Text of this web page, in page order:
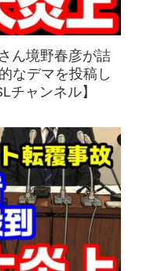
ん境野春彦が詰
なデマを投稿し
ャンネル】